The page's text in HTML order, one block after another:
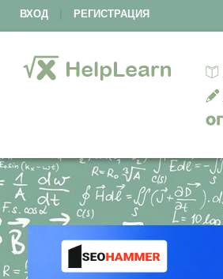
ВХОД РЕГИСТРАЦИЯ